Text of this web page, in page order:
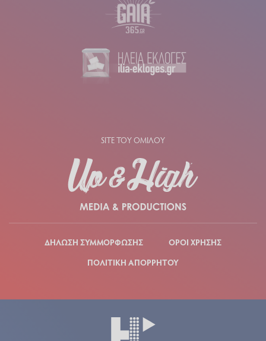
SITE ΤΟΥ ΟΜΙΛΟΥ
ΔΗΛΩΣΗ ΣΥΜΜΟΡΦΩΣΗΣ
ΟΡΟΙ ΧΡΗΣΗΣ
ΠΟΛΙΤΙΚΗ ΑΠΟΡΡΗΤΟΥ